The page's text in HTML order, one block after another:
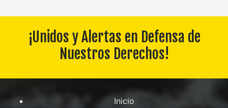
¡Unidos y Alertas en Defensa de
Nuestros Derechos!
Inicio